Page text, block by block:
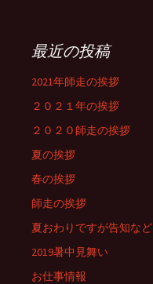
最近の投稿
2021年師走の挨拶
２０２１年の挨拶
２０２０師走の挨拶
夏の挨拶
春の挨拶
師走の挨拶
夏おわりですが告知など
2019暑中見舞い
お仕事情報